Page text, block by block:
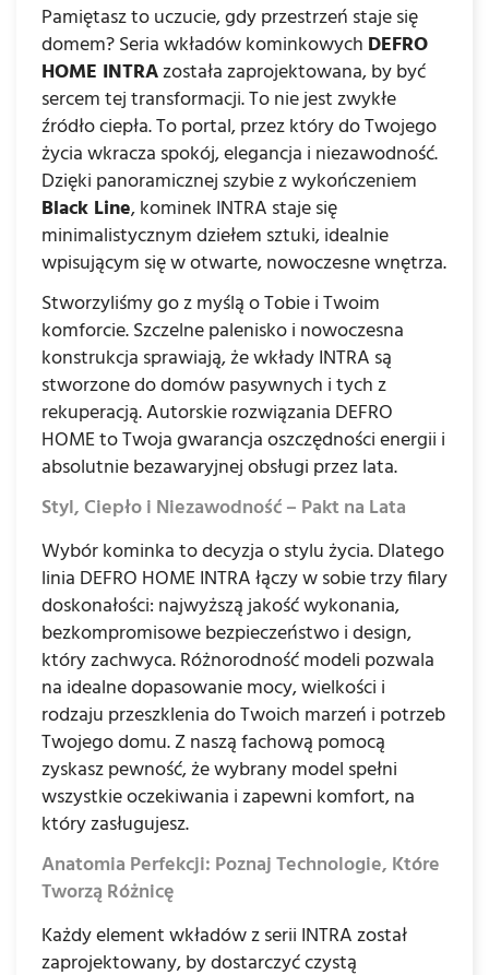
Pamiętasz to uczucie, gdy przestrzeń staje się
domem? Seria wkładów kominkowych DEFRO
HOME INTRAzostała zaprojektowana, by być
sercem tej transformacji. To nie jest zwykłe
źródło ciepła. To portal, przez który do Twojego
życia wkracza spokój, elegancja i niezawodność.
Dzięki panoramicznej szybie z wykończeniem
Black Line, kominek INTRA staje się
minimalistycznym dziełem sztuki, idealnie
wpisującym się w otwarte, nowoczesne wnętrza.
Stworzyliśmy go z myślą o Tobie i Twoim
komforcie. Szczelne palenisko i nowoczesna
konstrukcja sprawiają, że wkłady INTRA są
stworzone do domów pasywnych i tych z
rekuperacją. Autorskie rozwiązania DEFRO
HOME to Twoja gwarancja oszczędności energii i
absolutnie bezawaryjnej obsługi przez lata.
Styl, Ciepło i Niezawodność – Pakt na Lata
Wybór kominka to decyzja o stylu życia. Dlatego
linia DEFRO HOME INTRA łączy w sobie trzy filary
doskonałości: najwyższą jakość wykonania,
bezkompromisowe bezpieczeństwo i design,
który zachwyca. Różnorodność modeli pozwala
na idealne dopasowanie mocy, wielkości i
rodzaju przeszklenia do Twoich marzeń i potrzeb
Twojego domu. Z naszą fachową pomocą
zyskasz pewność, że wybrany model spełni
wszystkie oczekiwania i zapewni komfort, na
który zasługujesz.
Anatomia Perfekcji: Poznaj Technologie, Które
Tworzą Różnicę
Każdy element wkładów z serii INTRA został
zaprojektowany, by dostarczyć czystą